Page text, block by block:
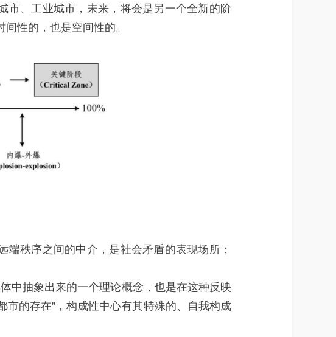
、工业城市，未来，将会是另一个全新的阶
性的，也是空间性的。
秩序之间的中介，是社会矛盾的表现场所；
抽象出来的一个理论概念，也是在这种反映
市的存在”，构成性中心有其特殊的、自我构成